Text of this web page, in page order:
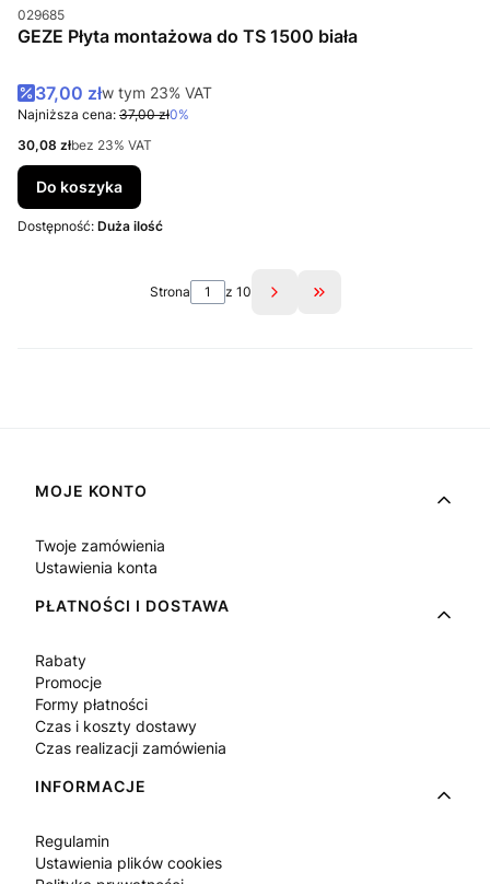
Kod produktu
029685
GEZE Płyta montażowa do TS 1500 biała
Cena promocyjna brutto
37,00 złw tym %s VAT
w tym 23% VAT
Najniższa cena: 37,00 zł0%
Cena netto
30,08 złbez 23% VAT
Do koszyka
Dostępność: Duża ilość
Strona z 10 Przejdź do ostatniej
Linki w stopce
MOJE KONTO
Twoje zamówienia
Ustawienia konta
PŁATNOŚCI I DOSTAWA
Rabaty
Promocje
Formy płatności
Czas i koszty dostawy
Czas realizacji zamówienia
INFORMACJE
Regulamin
Ustawienia plików cookies